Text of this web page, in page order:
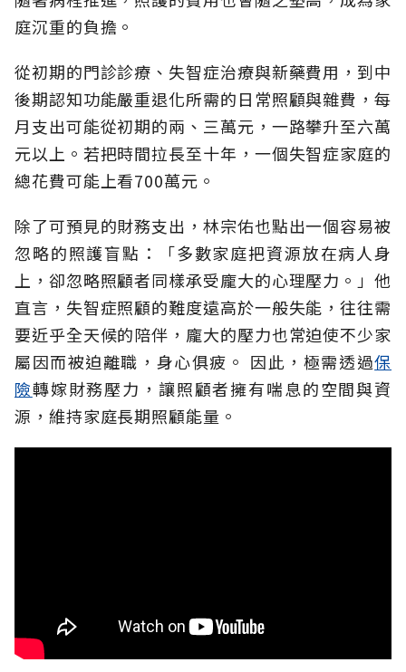
庭沉重的負擔。
從初期的門診診療、失智症治療與新藥費用，到中
後期認知功能嚴重退化所需的日常照顧與雜費，每
月支出可能從初期的兩、三萬元，一路攀升至六萬
元以上。若把時間拉長至十年，一個失智症家庭的
總花費可能上看700萬元。
除了可預見的財務支出，林宗佑也點出一個容易被
忽略的照護盲點：「多數家庭把資源放在病人身
上，卻忽略照顧者同樣承受龐大的心理壓力。」他
直言，失智症照顧的難度遠高於一般失能，往往需
要近乎全天候的陪伴，龐大的壓力也常迫使不少家
屬因而被迫離職，身心俱疲。 因此，極需透過保
險轉嫁財務壓力，讓照顧者擁有喘息的空間與資
源，維持家庭長期照顧能量。